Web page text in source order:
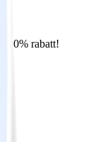
60% rabatt!